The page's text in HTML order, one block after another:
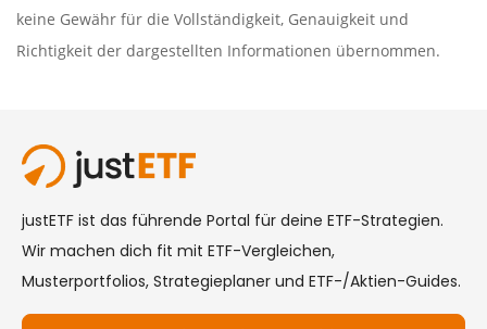
keine Gewähr für die Vollständigkeit, Genauigkeit und
Richtigkeit der dargestellten Informationen übernommen.